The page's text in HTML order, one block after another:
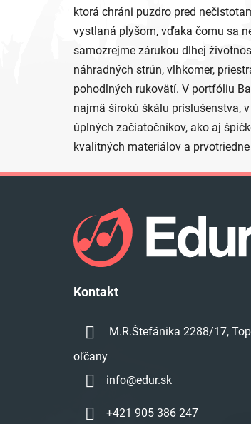
ktorá chráni puzdro pred
vystlaná plyšom, vďaka čomu sa
samozrejme zárukou dlhej
náhradných strún, vlhkomer,
pohodlných rukovätí. V portfóliu
najmä širokú škálu príslušenstva,
úplných začiatočníkov, ako aj
kvalitných materiálov a
Kontakt
M.R.Štefánika 2288/17, Top
oľčany
info@edur.sk
+421 905 386 247